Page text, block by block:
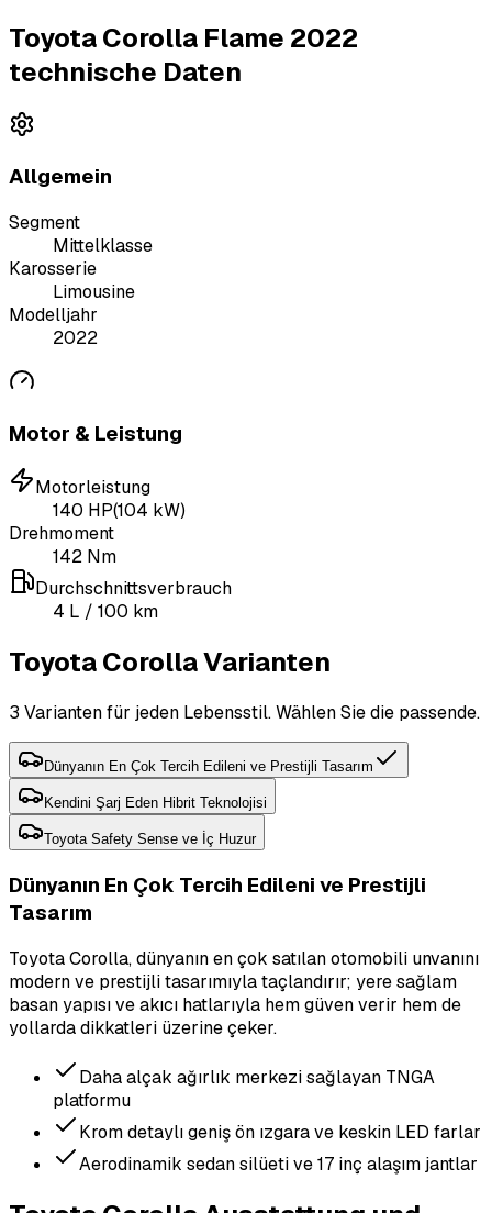
Toyota Corolla Flame 2022
technische Daten
Allgemein
Segment
Mittelklasse
Karosserie
Limousine
Modelljahr
2022
Motor & Leistung
Motorleistung
140 HP(104 kW)
Drehmoment
142 Nm
Durchschnittsverbrauch
4 L / 100 km
Toyota Corolla Varianten
3 Varianten für jeden Lebensstil. Wählen Sie die passende.
Dünyanın En Çok Tercih Edileni ve Prestijli Tasarım
Kendini Şarj Eden Hibrit Teknolojisi
Toyota Safety Sense ve İç Huzur
Dünyanın En Çok Tercih Edileni ve Prestijli
Tasarım
Toyota Corolla, dünyanın en çok satılan otomobili unvanını
modern ve prestijli tasarımıyla taçlandırır; yere sağlam
basan yapısı ve akıcı hatlarıyla hem güven verir hem de
yollarda dikkatleri üzerine çeker.
Daha alçak ağırlık merkezi sağlayan TNGA
platformu
Krom detaylı geniş ön ızgara ve keskin LED farlar
Aerodinamik sedan silüeti ve 17 inç alaşım jantlar